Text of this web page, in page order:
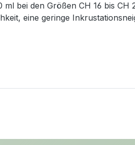
bei den Größen CH 16 bis
eine geringe